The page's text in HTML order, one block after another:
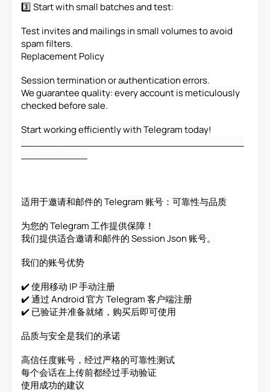
3️⃣ Start with small batches and test:
Test invites and mailings in small volumes to avoid
spam filters.
Replacement Policy
Session termination or authentication errors.
We guarantee quality: every account is meticulously
checked before sale.
Start working efficiently with Telegram today!
适用于邀请和邮件的 Telegram 账号：可靠性与品质
为您的 Telegram 工作提供保障！
我们提供适合邀请和邮件的 Session Json 账号。
我们的账号优势
✔️ 使用移动 IP 手动注册
✔️ 通过 Android 官方 Telegram 客户端注册
✔️ 已验证并准备就绪，购买后即可使用
品质与安全是我们的承诺
高信任度账号，经过严格的可靠性测试
每个会话在上传前都经过手动验证
使用成功的建议